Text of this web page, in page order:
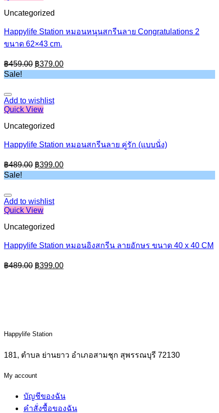
Uncategorized
Happylife Station หมอนหนุนสกรีนลาย Congratulations 2
ขนาด 62×43 cm.
฿459.00 Original
price
was:
฿379.00Current
price
is:
Sale!
Add to wishlist
Quick View
Uncategorized
Happylife Station หมอนสกรีนลาย คู่รัก (แบบนั่ง)
฿489.00 Original
price
was:
฿399.00Current
price
is:
Sale!
Add to wishlist
Quick View
Uncategorized
Happylife Station หมอนอิงสกรีน ลายอักษร ขนาด 40 x 40 CM
฿489.00 Original
price
฿399.00Current
price
Happylife Station
181, ตำบล ย่านยาว อำเภอสามชุก สุพรรณบุรี 72130
My account
บัญชีของฉัน
คำสั่งซื้อของฉัน